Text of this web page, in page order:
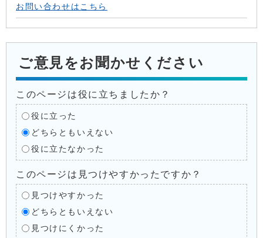
お問い合わせはこちら
ご意見をお聞かせください
このページは役に立ちましたか？
役に立った
どちらともいえない
役に立たなかった
このページは見つけやすかったですか？
見つけやすかった
どちらともいえない
見つけにくかった